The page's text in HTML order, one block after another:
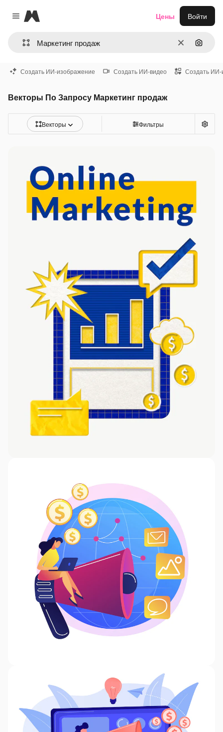
Close menu
Magnific
ОчиститьПоиск
Цены Войти
Создать ИИ-изображение Создать ИИ-видео Создать ИИ-
Векторы По Запросу Маркетинг продаж
Векторы Фильтры